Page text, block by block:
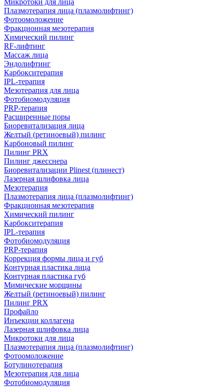
Микротоки для лица
Плазмотерапия лица (плазмолифтинг)
Фотоомоложение
Фракционная мезотерапия
Химический пилинг
RF-лифтинг
Массаж лица
Эндолифтинг
Карбокситерапия
IPL‑терапия
Мезотерапия для лица
Фотобиомодуляция
PRP-терапия
Расширенные поры
Биоревитализация лица
Желтый (ретиноевый) пилинг
Карбоновый пилинг
Пилинг PRX
Пилинг джесснера
Биоревитализации Plinest (плинест)
Лазерная шлифовка лица
Мезотерапия
Плазмотерапия лица (плазмолифтинг)
Фракционная мезотерапия
Химический пилинг
Карбокситерапия
IPL‑терапия
Фотобиомодуляция
PRP-терапия
Коррекция формы лица и губ
Контурная пластика лица
Контурная пластика губ
Мимические морщины
Желтый (ретиноевый) пилинг
Пилинг PRX
Профайло
Инъекции коллагена
Лазерная шлифовка лица
Микротоки для лица
Плазмотерапия лица (плазмолифтинг)
Фотоомоложение
Ботулинотерапия
Мезотерапия для лица
Фотобиомодуляция